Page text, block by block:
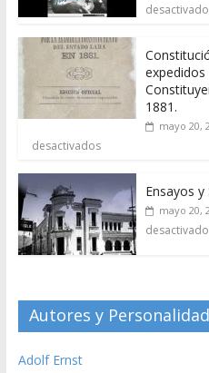
1881.
mayo 20,
desactivados
Ensayos y
mayo 20,
Autores y
Adolf Ernst